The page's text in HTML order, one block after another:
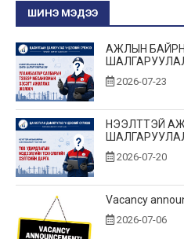
ШИНЭ МЭДЭЭ
АЖЛЫН
2026-07-23
НЭЭЛТТЭЙ
2026-07-20
Vacancy
2026-07-06